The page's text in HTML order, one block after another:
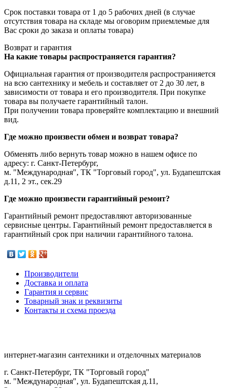
Срок поставки товара от 1 до 5 рабочих дней (в случае
отсутствия товара на складе мы оговорим приемлемые для
Вас сроки до заказа и оплаты товара)
Возврат и гарантия
На какие товары распространяется гарантия?
Официальная гарантия от производителя распространияется
на всю сантехнику и мебель и составляет от 2 до 30 лет, в
зависимости от товара и его производителя. При покупке
товара вы получаете гарантийный талон.
При получении товара проверяйте комплектацию и внешний
вид.
Где можно произвести обмен и возврат товара?
Обменять либо вернуть товар можно в нашем офисе по
адресу: г. Санкт-Петербург,
м. "Международная", ТК "Торговый город", ул. Будапештская
д.11, 2 эт., сек.29
Где можно произвести гарантийный ремонт?
Гарантийный ремонт предоставляют авторизованные
сервисные центры. Гарантийный ремонт предоставляется в
гарантийный срок при наличии гарантийного талона.
Производители
Доставка и оплата
Гарантия и сервис
Товарный знак и реквизиты
Контакты и схема проезда
интернет-магазин сантехники и отделочных материалов
г. Санкт-Петербург, ТК "Торговый город"
м. "Международная", ул. Будапештская д.11,